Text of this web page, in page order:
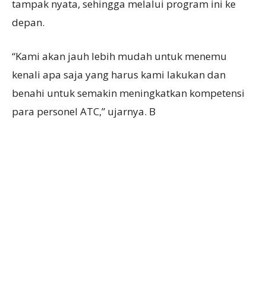
tampak nyata, sehingga melalui program ini ke
depan.
“Kami akan jauh lebih mudah untuk menemu
kenali apa saja yang harus kami lakukan dan
benahi untuk semakin meningkatkan kompetensi
para personel ATC,” ujarnya. B